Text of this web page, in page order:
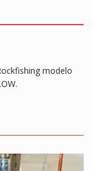
modelo